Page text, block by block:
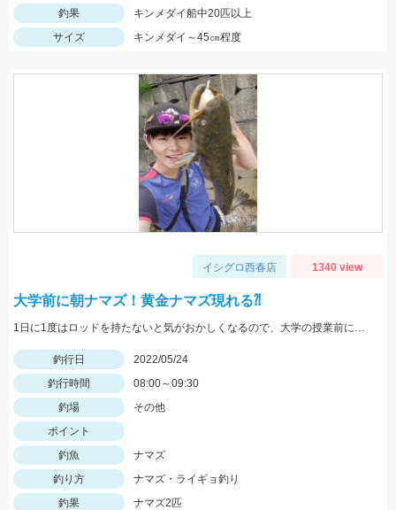
釣果
キンメダイ船中20匹以上
サイズ
キンメダイ～45㎝程度
イシグロ西春店 1340 view
大学前に朝ナマズ！黄金ナマズ現れる⁈
1日に1度はロッドを持たないと気がおかしくなるので、大学の授業前にナマズと遊んできました。
釣行日
2022/05/24
釣行時間
08:00～09:30
釣場
その他
ポイント
釣魚
ナマズ
釣り方
ナマズ・ライギョ釣り
釣果
ナマズ2匹